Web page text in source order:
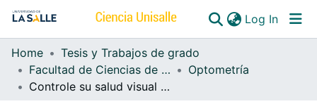
Log In
Communities & Collections
All of DSpace
Home
Tesis y Trabajos de grado
Facultad de Ciencias de la Salud
Optometría
Controle su salud visual programa de prevención visual 30 años Facultad de Optometría